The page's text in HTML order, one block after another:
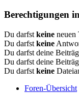
Berechtigungen
Du darfst keine neuen
Du darfst keine
Du darfst deine
Du darfst deine
Du darfst keine
Foren-Übersicht